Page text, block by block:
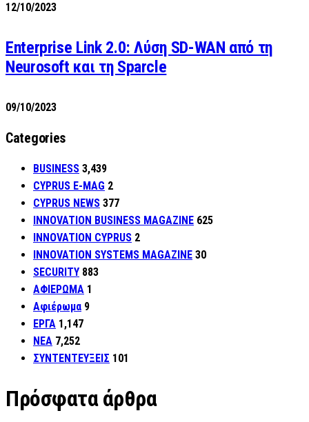
12/10/2023
Enterprise Link 2.0: Λύση SD-WAN από τη
Neurosoft και τη Sparcle
09/10/2023
Categories
BUSINESS 3,439
CYPRUS E-MAG 2
CYPRUS NEWS 377
INNOVATION BUSINESS MAGAZINE 625
INNOVATION CYPRUS 2
INNOVATION SYSTEMS MAGAZINE 30
SECURITY 883
ΑΦΙΕΡΩΜΑ 1
Αφιέρωμα 9
ΕΡΓΑ 1,147
ΝΕΑ 7,252
ΣΥΝΤΕΝΤΕΥΞΕΙΣ 101
Πρόσφατα άρθρα